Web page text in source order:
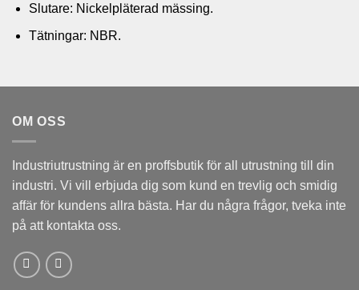
Slutare: Nickelpläterad mässing.
Tätningar: NBR.
OM OSS
Industriutrustning är en proffsbutik för all utrustning till din
industri. Vi vill erbjuda dig som kund en trevlig och smidig
affär för kundens allra bästa. Har du några frågor, tveka inte
på att kontakta oss.